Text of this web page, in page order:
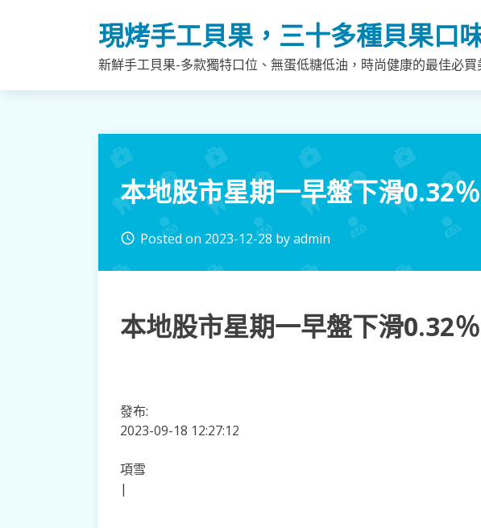
現烤手工貝果，三十多種貝果口
新鮮手工貝果-多款獨特口位、無蛋低糖低油，時尚健康的最佳必
本地股市星期一早盤下滑0.32％
access_time Posted on 2023-12-28 byadmin
本地股市星期一早盤下滑0.32％
發布:
2023-09-18 12:27:12
項雪
|